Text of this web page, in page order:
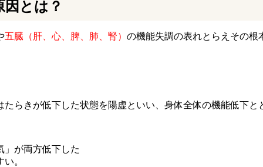
とは？
五臓（肝、心、脾、肺、腎） の機能失調の表れとらえその根
らきが低下した状態を陽虚といい、身体全体の機能低下と
」が両方低下した
。